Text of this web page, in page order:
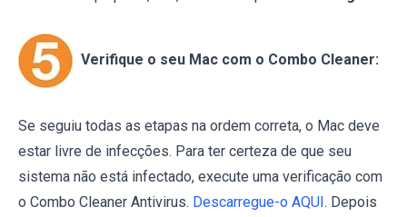
Verifique o seu Mac com o Combo Cleaner:
Se seguiu todas as etapas na ordem correta, o Mac deve
estar livre de infecções. Para ter certeza de que seu
sistema não está infectado, execute uma verificação com
o Combo Cleaner Antivirus. Descarregue-o AQUI. Depois